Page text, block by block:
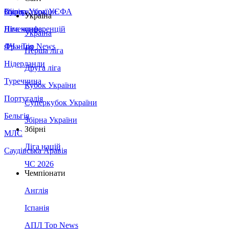
Збірна України
Італія
Німеччина
Франція
Нідерланди
Туреччина
Португалія
Бельгія
МЛС
Саудівська Аравія
Суперкубок УЄФА
Ліга конференцій
ЛЧ - Top News
Україна
Україна
Перша ліга
Друга ліга
Кубок України
Суперкубок України
Збірна України
Збірні
Ліга націй
ЧС 2026
Чемпіонати
Англія
Іспанія
АПЛ Top News